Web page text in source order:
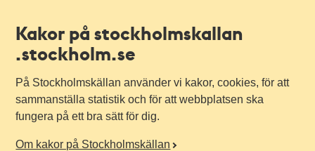
Kakor på stockholmskallan
.stockholm.se
På Stockholmskällan använder vi kakor, cookies, för att
sammanställa statistik och för att webbplatsen ska
fungera på ett bra sätt för dig.
Om kakor på Stockholmskällan